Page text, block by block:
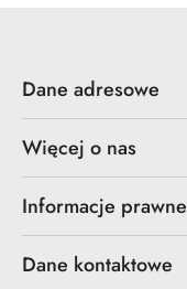
Dane adresowe
Więcej o nas
Informacje prawne
Dane kontaktowe